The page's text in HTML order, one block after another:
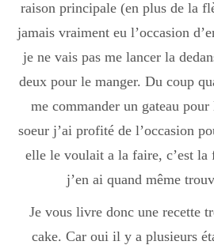
Entrée
plats
Dessert
Boisson
raison principale (en plus de la
jamais vraiment eu l’occasion
je ne vais pas me lancer la
deux pour le manger. Du coup
me commander un gateau pour
soeur j’ai profité de l’occasion
elle le voulait a la faire, c’est la
j’en ai quand même
Je vous livre donc une recette
cake. Car oui il y a plusieurs